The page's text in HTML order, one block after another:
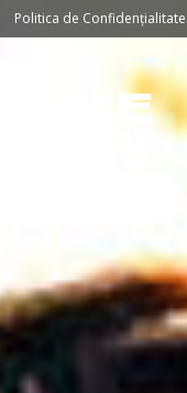
Politica de Confidențialitate